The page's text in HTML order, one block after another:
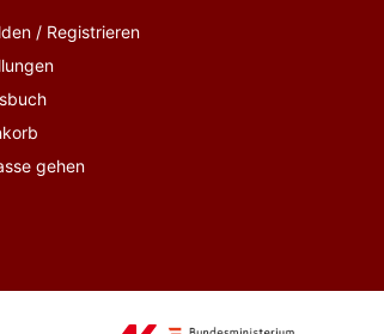
/ Registrieren
gehen